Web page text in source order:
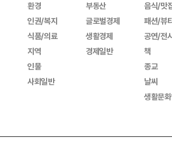
환경
인권/복지
식품/의료
지역
인물
사회일반
부동산
글로벌경제
생활경제
경제일반
음식/맛
패션/뷰
공연/전
책
종교
날씨
생활문